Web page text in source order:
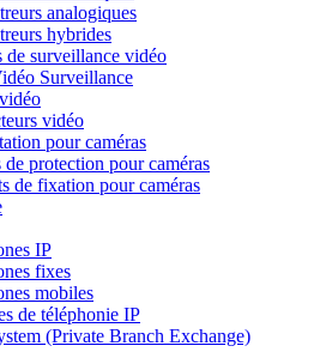
analogiques
hybrides
de surveillance vidéo
Surveillance
vidéo
pour caméras
protection pour caméras
de fixation pour caméras
IP
fixes
mobiles
de téléphonie IP
(Private Branch Exchange)